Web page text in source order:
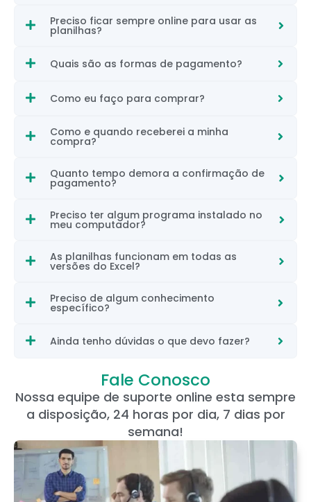
Preciso ficar sempre online para usar as
planilhas?
Quais são as formas de pagamento?
Como eu faço para comprar?
Como e quando receberei a minha
compra?
Quanto tempo demora a confirmação de
pagamento?
Preciso ter algum programa instalado no
meu computador?
As planilhas funcionam em todas as
versões do Excel?
Preciso de algum conhecimento
específico?
Ainda tenho dúvidas o que devo fazer?
Fale Conosco
Nossa equipe de suporte online esta sempre
a disposição, 24 horas por dia, 7 dias por
semana!